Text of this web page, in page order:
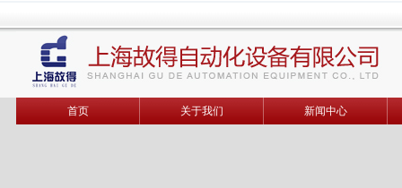
首页 关于我们 新闻中心